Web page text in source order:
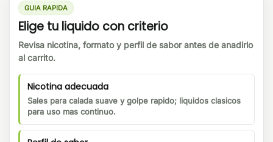
GUIA RAPIDA
Elige tu liquido con criterio
Revisa nicotina, formato y perfil de sabor antes de anadirlo
al carrito.
Nicotina adecuada
Sales para calada suave y golpe rapido; liquidos clasicos
para uso mas continuo.